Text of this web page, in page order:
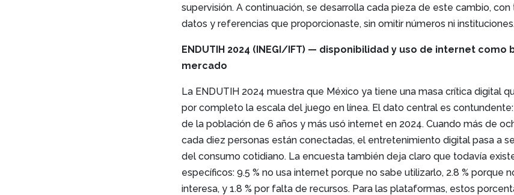
supervisión. A continuación, se desarrolla cada pieza de este cambio,
datos y referencias que proporcionaste, sin omitir números ni instituciones.
ENDUTIH 2024 (INEGI/IFT) — disponibilidad y uso de internet como
mercado
La ENDUTIH 2024 muestra que México ya tiene una masa crítica digital
por completo la escala del juego en línea. El dato central es contundente:
de la población de 6 años y más usó internet en 2024. Cuando más de
cada diez personas están conectadas, el entretenimiento digital pasa a
del consumo cotidiano. La encuesta también deja claro que todavía
específicos: 9.5 % no usa internet porque no sabe utilizarlo, 2.8 % porque
interesa, y 1.8 % por falta de recursos. Para las plataformas, estos